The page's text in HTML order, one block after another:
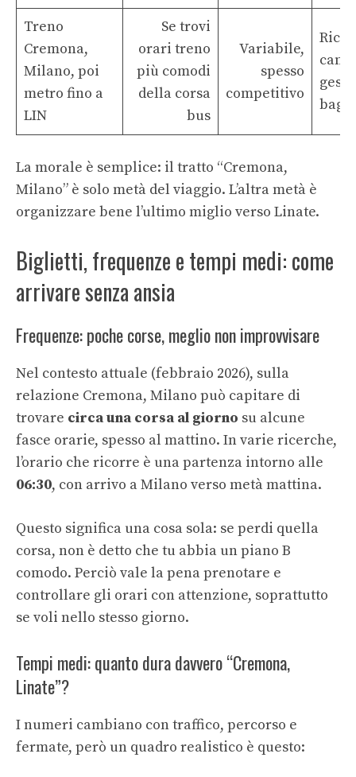
Treno
Cremona,
Milano, poi
metro fino a
LIN
Se trovi
orari treno
più comodi
della corsa
bus
Variabile,
spesso
competitivo
La morale è semplice: il tratto “Cremona,
Milano” è solo metà del viaggio. L’altra metà è
organizzare bene l’ultimo miglio verso Linate.
Biglietti, frequenze e tempi medi: come
arrivare senza ansia
Frequenze: poche corse, meglio non improvvisare
Nel contesto attuale (febbraio 2026), sulla
relazione Cremona, Milano può capitare di
trovare circa una corsa al giorno su alcune
fasce orarie, spesso al mattino. In varie ricerche,
l’orario che ricorre è una partenza intorno alle
06:30, con arrivo a Milano verso metà mattina.
Questo significa una cosa sola: se perdi quella
corsa, non è detto che tu abbia un piano B
comodo. Perciò vale la pena prenotare e
controllare gli orari con attenzione, soprattutto
se voli nello stesso giorno.
Tempi medi: quanto dura davvero “Cremona,
Linate”?
I numeri cambiano con traffico, percorso e
fermate, però un quadro realistico è questo: